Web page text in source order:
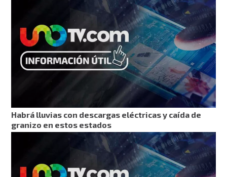
Habrá lluvias con descargas eléctricas y caída de
granizo en estos estados